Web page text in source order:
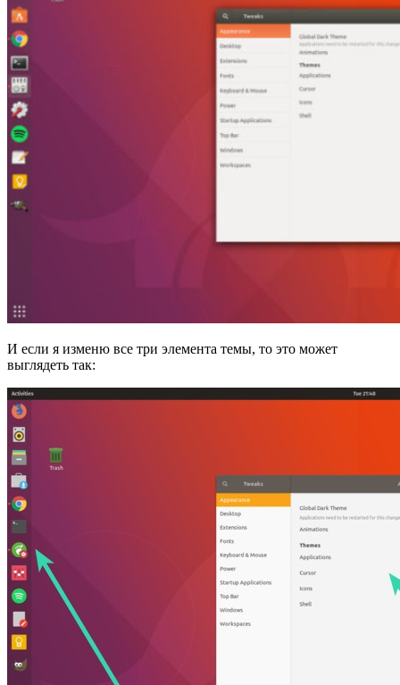
И если я изменю все три элемента темы, то это может
выглядеть так: